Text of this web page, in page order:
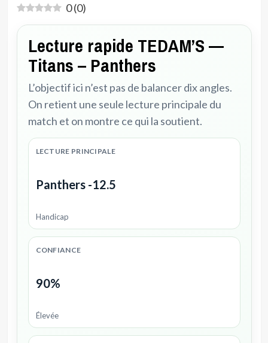
0(0)
Lecture rapide TEDAM’S —
Titans – Panthers
L’objectif ici n’est pas de balancer dix angles.
On retient une seule lecture principale du
match et on montre ce qui la soutient.
LECTURE PRINCIPALE
Panthers -12.5
Handicap
CONFIANCE
90%
Élevée